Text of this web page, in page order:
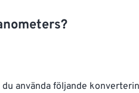
använda följande